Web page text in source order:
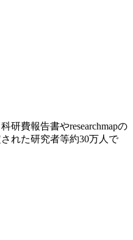
研費報告書やresearchmapの
れた研究者等約30万人で